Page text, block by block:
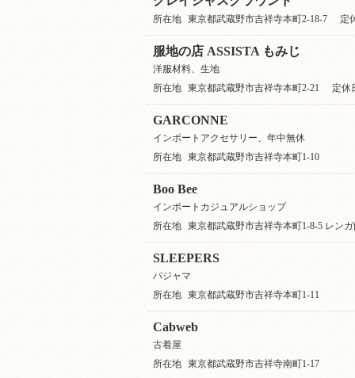
所在地 東京都武蔵野市吉祥寺本町2-18-7 定
服地の店 ASSISTA もみじ
洋服材料、生地
所在地
東京都武蔵野市吉祥寺本町2-21 定休
GARCONNE
インポートアクセサリー、年中無休
所在地
東京都武蔵野市吉祥寺本町1-10
Boo Bee
インポートカジュアルショップ
所在地
東京都武蔵野市吉祥寺本町1-8-5 レンガ
SLEEPERS
パジャマ
所在地
東京都武蔵野市吉祥寺本町1-11
Cabweb
古着屋
所在地
東京都武蔵野市吉祥寺南町1-17